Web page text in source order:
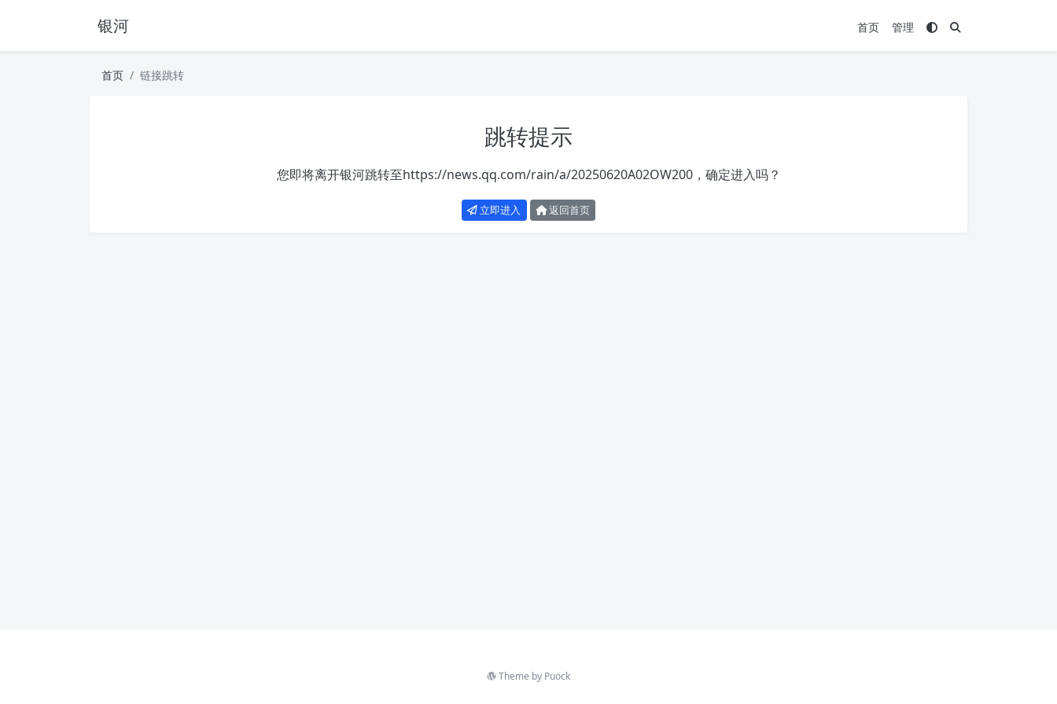
银河 首页 管理
首页 链接跳转
跳转提示
您即将离开银河跳转至https://news.qq.com/rain/a/20250620A02OW200，确定进入吗？
立即进入 返回首页
Theme by Puock